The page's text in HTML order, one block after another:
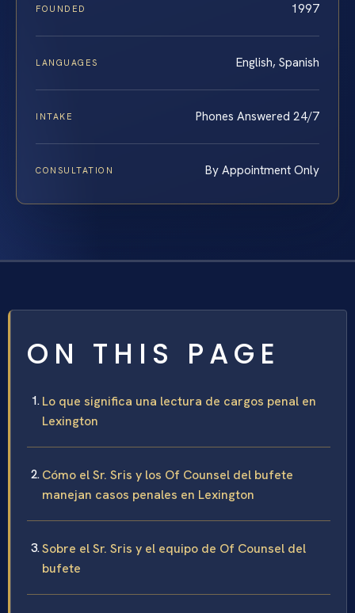
FOUNDED 1997
LANGUAGES English, Spanish
INTAKE Phones Answered 24/7
CONSULTATION By Appointment Only
ON THIS PAGE
Lo que significa una lectura de cargos penal en
Lexington
Cómo el Sr. Sris y los Of Counsel del bufete
manejan casos penales en Lexington
Sobre el Sr. Sris y el equipo de Of Counsel del
bufete